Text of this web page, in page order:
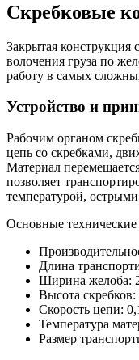
Скребковые
Закрытая конструкция
волочения груза по
работу в самых
Устройство и
Рабочим органом
цепь со скребками,
Материал
позволяет
температурой,
Основные
Длина
Ширина желоба:
Высота
Скорость цепи:
Температура
Размер